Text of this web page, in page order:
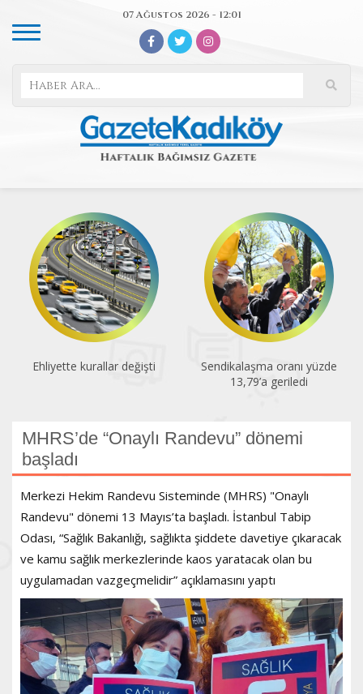
07 Ağustos 2026 - 12:01
Sendikalaşma oranı yüzde
İlk altı ayda 150 kadın
öldürüldü
MHRS’de “Onaylı Randevu” dönemi
başladı
Merkezi Hekim Randevu Sisteminde (MHRS) "Onaylı
Randevu" dönemi 13 Mayıs’ta başladı. İstanbul Tabip
Odası, “Sağlık Bakanlığı, sağlıkta şiddete davetiye çıkaracak
ve kamu sağlık merkezlerinde kaos yaratacak olan bu
uygulamadan vazgeçmelidir” açıklamasını yaptı